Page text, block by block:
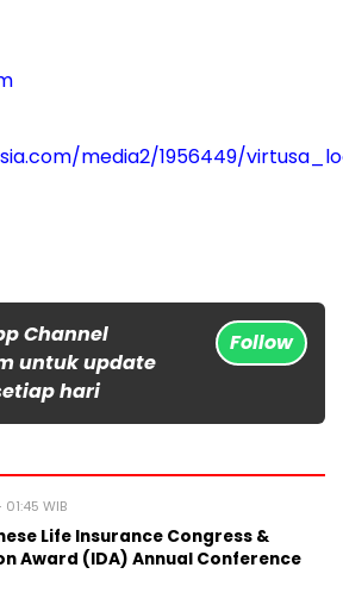
media2/1956449/
Channel
untuk update
hari
Follow
WIB
Life Insurance Congress &
Award (IDA) Annual Conference